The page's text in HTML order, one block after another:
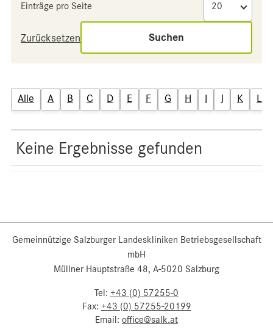
Einträge pro Seite
Zurücksetzen Suchen
Alle A B C D E F G H I J K L
Keine Ergebnisse gefunden
Gemeinnützige Salzburger Landeskliniken Betriebsgesellschaft
mbH
Müllner Hauptstraße 48, A-5020 Salzburg
Tel: +43 (0) 57255-0
Fax: +43 (0) 57255-20199
Email: office@salk.at